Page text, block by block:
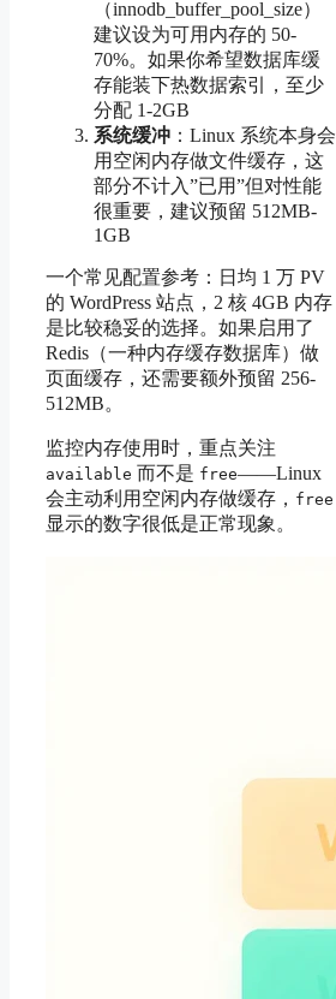
（innodb_buffer_pool_size）
建议设为可用内存的 50-
70%。如果你希望数据库缓
存能装下热数据索引，至少
分配 1-2GB
系统缓冲 ：Linux 系统本身会
用空闲内存做文件缓存，这
部分不计入”已用”但对性能
很重要，建议预留 512MB-
1GB
一个常见配置参考：日均 1 万 PV
的 WordPress 站点，2 核 4GB 内存
是比较稳妥的选择。如果启用了
Redis（一种内存缓存数据库）做
页面缓存，还需要额外预留 256-
512MB。
监控内存使用时，重点关注
available 而不是 free——Linux
会主动利用空闲内存做缓存， free
显示的数字很低是正常现象。